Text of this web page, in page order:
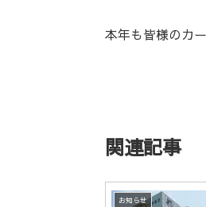
本年も皆様のカ
関連記事
お知らせ